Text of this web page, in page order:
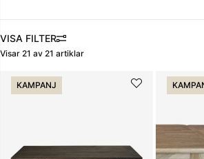
FILTRERA
Visar 21 av 21 artiklar
Produkter
KAMPANJ